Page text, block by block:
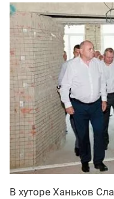
В хуторе Ханьков